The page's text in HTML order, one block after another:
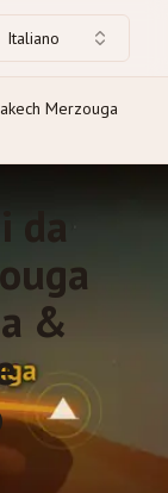
Italiano
Merzouga
da
&